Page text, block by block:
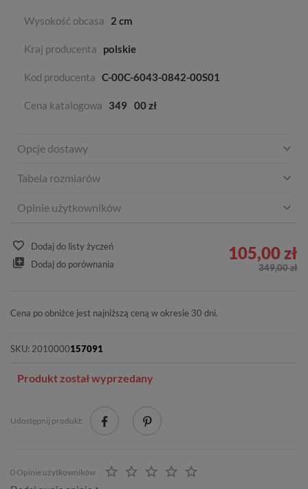
Wysokość obcasa 2 cm
Kraj producenta polskie
Kod producenta C-00C-6043-0842-00S01
Cena katalogowa 349 00 zł
Opcje dostawy
Tabela rozmiarów
Opinie użytkowników
Dodaj do listy życzeń
Dodaj do porównania
105,00 zł
349,00 zł
Cena po obniżce jest najniższą ceną w okresie 30 dni.
SKU: 2010000157091
Produkt został wyprzedany
Udostępnij produkt:
0 Opinie użytkowników